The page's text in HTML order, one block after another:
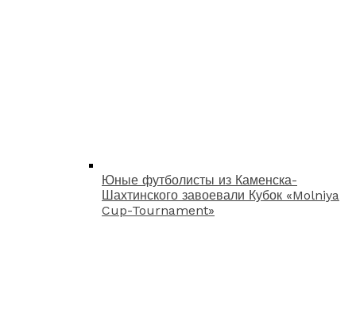
Юные футболисты из Каменска-
Шахтинского завоевали Кубок «Molniya
Cup-Tournament»